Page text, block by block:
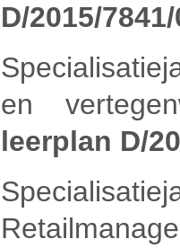
D/2015/
en
leerplan D/